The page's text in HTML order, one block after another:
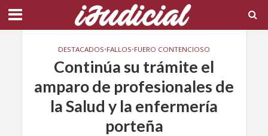
DESTACADOS•FALLOS•FUERO CONTENCIOSO
Continúa su trámite el
amparo de profesionales de
la Salud y la enfermería
porteña